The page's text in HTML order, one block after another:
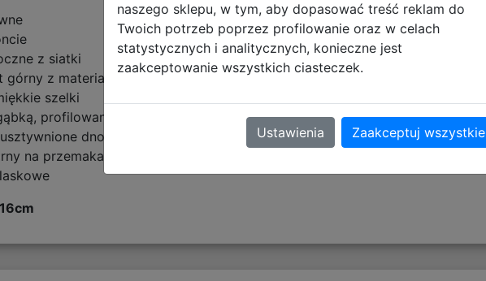
z siatki
z materiału
szelki
profilowane plecy
dno
na przemakanie
naszego sklepu, w tym, aby dopasować treść reklam do
Twoich potrzeb poprzez profilowanie oraz w celach
statystycznych i analitycznych, konieczne jest
zaakceptowanie wszystkich ciasteczek.
Ustawienia Zaakceptuj wszystkie